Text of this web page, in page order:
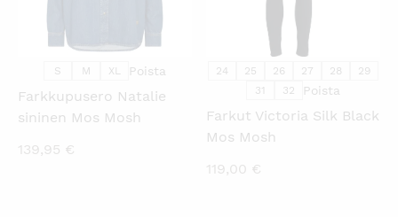
S M XL Poista
Farkkupusero Natalie
sininen Mos Mosh
139,95 €
24 25 26 27 28
29
31
32 Poista
Farkut Victoria Silk Black
Mos Mosh
119,00 €